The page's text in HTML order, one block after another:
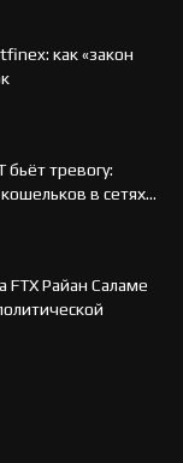
как «закон
бьёт тревогу:
в сетях...
FTX Райан Саламе